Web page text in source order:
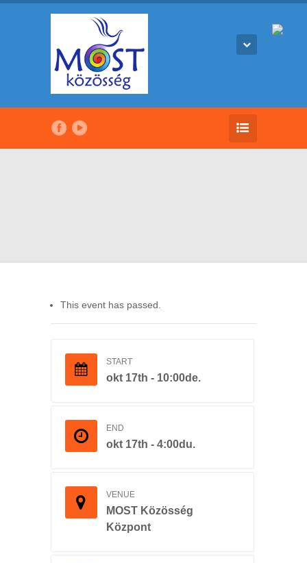
This event has passed.
START
okt 17th - 10:00de.
END
okt 17th - 4:00du.
VENUE
MOST Közösség
Központ